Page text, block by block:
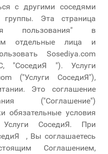
с другими соседями
Эта страница
пользования" в
отдельные лица и
Sosediya.com
"СоседиЯ "). Услуги
("Услуги СоседиЯ"),
Это соглашение
("Соглашение")
обязательные условия
Услуги СоседиЯ. При
, Вы соглашаетесь
Соглашением,